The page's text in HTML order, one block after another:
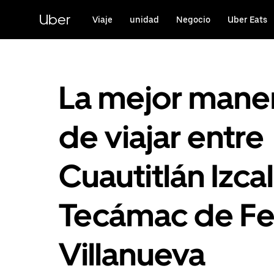
contenido
principal
Uber Viaje unidad Negocio Uber Eats
La mejor
de viajar entre
Cuautitlán
Tecámac de
Villanueva